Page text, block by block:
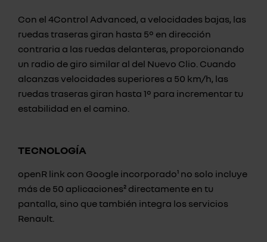
Con el 4Control Advanced, a velocidades bajas, las
ruedas traseras giran hasta 5° en dirección
contraria a las ruedas delanteras, proporcionando
un radio de giro similar al del Nuevo Clio. Cuando
alcanzas velocidades superiores a 50 km/h, las
ruedas traseras giran hasta 1° para incrementar tu
estabilidad en el camino.
TECNOLOGÍA
openR link con Google incorporado¹ no solo incluye
más de 50 aplicaciones² directamente en tu
pantalla, sino que también integra los servicios
Renault.